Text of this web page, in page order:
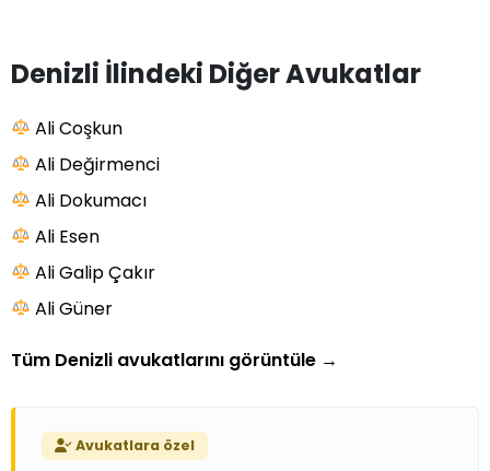
Denizli İlindeki Diğer Avukatlar
Ali Coşkun
Ali Değirmenci
Ali Dokumacı
Ali Esen
Ali Galip Çakır
Ali Güner
Tüm Denizli avukatlarını görüntüle →
Avukatlara özel